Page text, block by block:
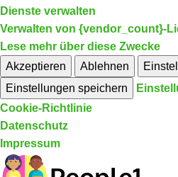
Dienste verwalten
Verwalten von {vendor_count}-
Lese mehr über diese Zwecke
Akzeptieren
Ablehnen
Einstellungen speichern
Cookie-Richtlinie
Datenschutz
Impressum